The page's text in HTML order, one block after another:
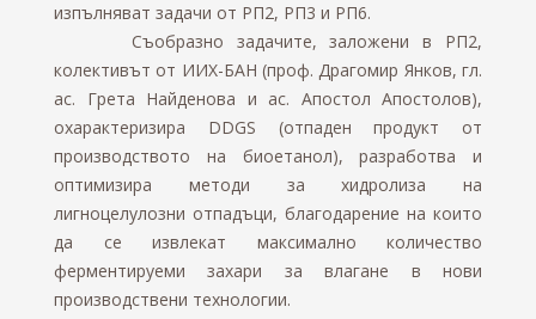
изпълняват задачи от РП2, РП3 и РП6.
Съобразно задачите, заложени в РП2,
колективът от ИИХ-БАН (проф. Драгомир Янков, гл.
ас. Грета Найденова и ас. Апостол Апостолов),
охарактеризира DDGS (отпаден продукт от
производството на биоетанол), разработва и
оптимизира методи за хидролиза на
лигноцелулозни отпадъци, благодарение на които
да се извлекат максимално количество
ферментируеми захари за влагане в нови
производствени технологии.